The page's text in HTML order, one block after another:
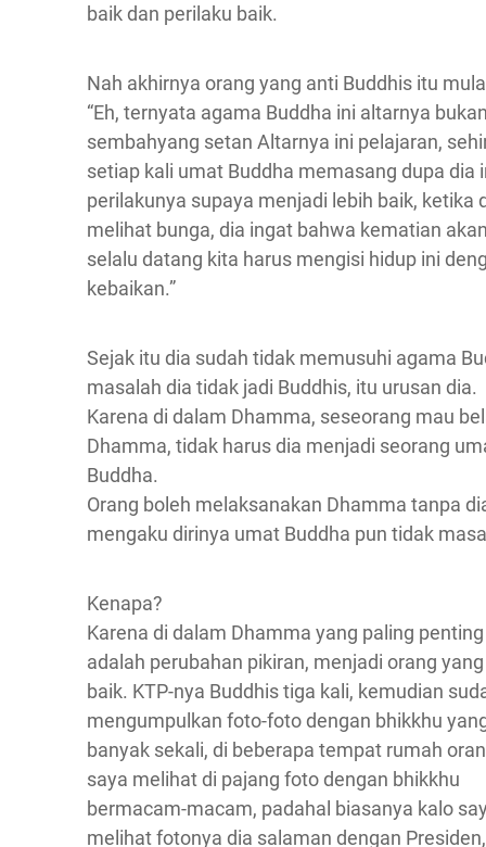
baik dan perilaku baik.
Nah akhirnya orang yang anti Buddhis itu
“Eh, ternyata agama Buddha ini altarnya
sembahyang setan Altarnya ini pelajaran,
setiap kali umat Buddha memasang dupa dia
perilakunya supaya menjadi lebih baik, ketika
melihat bunga, dia ingat bahwa kematian
selalu datang kita harus mengisi hidup ini
kebaikan.”
Sejak itu dia sudah tidak memusuhi agama
masalah dia tidak jadi Buddhis, itu urusan dia.
Karena di dalam Dhamma, seseorang mau
Dhamma, tidak harus dia menjadi seorang
Buddha.
Orang boleh melaksanakan Dhamma tanpa
mengaku dirinya umat Buddha pun tidak
Kenapa?
Karena di dalam Dhamma yang paling penting
adalah perubahan pikiran, menjadi orang
baik. KTP-nya Buddhis tiga kali, kemudian
mengumpulkan foto-foto dengan bhikkhu
banyak sekali, di beberapa tempat rumah
saya melihat di pajang foto dengan bhikkhu
bermacam-macam, padahal biasanya kalo
melihat fotonya dia salaman dengan